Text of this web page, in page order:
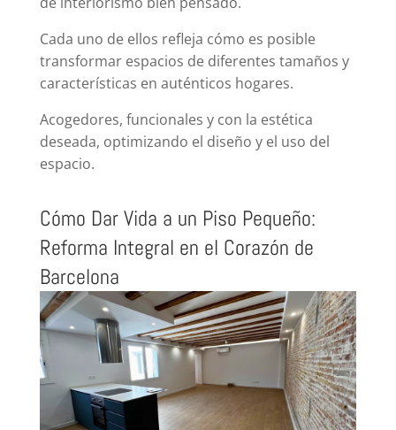
Cada uno de ellos refleja cómo es posible
transformar espacios de diferentes tamaños y
características en auténticos hogares.
Acogedores, funcionales y con la estética
deseada, optimizando el diseño y el uso del
espacio.
Cómo Dar Vida a un Piso Pequeño:
Reforma Integral en el Corazón de
Barcelona